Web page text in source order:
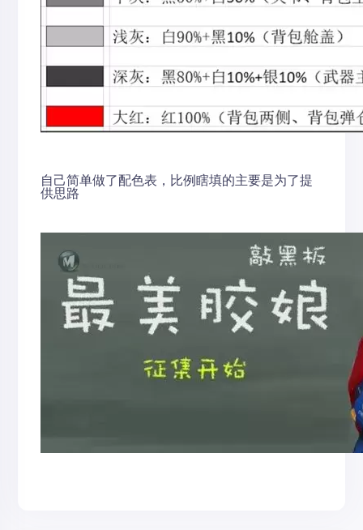
自己简单做了配色表，比例瞎填的主要是为了提
供思路